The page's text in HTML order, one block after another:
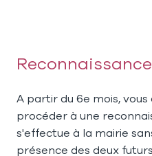
A partir du 6e mois,
procéder à une
s'effectue à la mairie
présence des deux